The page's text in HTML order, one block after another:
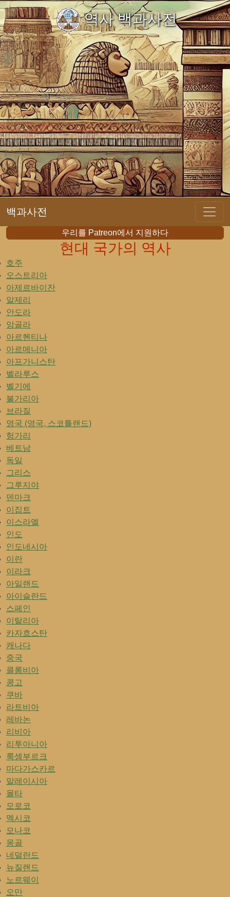
역사 백과사전
백과사전
우리를 Patreon에서 지원하다
현대 국가의 역사
호주
오스트리아
아제르바이잔
알제리
안도라
앙골라
아르헨티나
아르메니아
아프가니스탄
벨라루스
벨기에
불가리아
브라질
영국 (영국, 스코틀랜드)
헝가리
베트남
독일
그리스
그루지야
덴마크
이집트
이스라엘
인도
인도네시아
이란
이라크
아일랜드
아이슬란드
스페인
이탈리아
카자흐스탄
캐나다
중국
콜롬비아
콩고
쿠바
라트비아
레바논
리비아
리투아니아
룩셈부르크
마다가스카르
말레이시아
몰타
모로코
멕시코
모나코
몽골
네덜란드
뉴질랜드
노르웨이
오만